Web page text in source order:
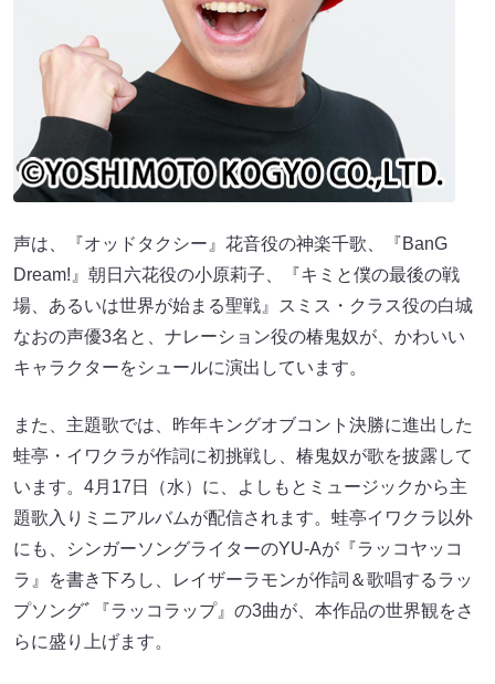
声は、『オッドタクシー』花音役の神楽千歌、『BanG
Dream!』朝日六花役の小原莉子、『キミと僕の最後の戦
場、あるいは世界が始まる聖戦』スミス・クラス役の白城
なおの声優3名と、ナレーション役の椿鬼奴が、かわいい
キャラクターをシュールに演出しています。
また、主題歌では、昨年キングオブコント決勝に進出した
蛙亭・イワクラが作詞に初挑戦し、椿鬼奴が歌を披露して
います。4月17日（水）に、よしもとミュージックから主
題歌入りミニアルバムが配信されます。蛙亭イワクラ以外
にも、シンガーソングライターのYU-Aが『ラッコヤッコ
ラ』を書き下ろし、レイザーラモンが作詞＆歌唱するラッ
プソングﾞ『ラッコラップ』の3曲が、本作品の世界観をさ
らに盛り上げます。